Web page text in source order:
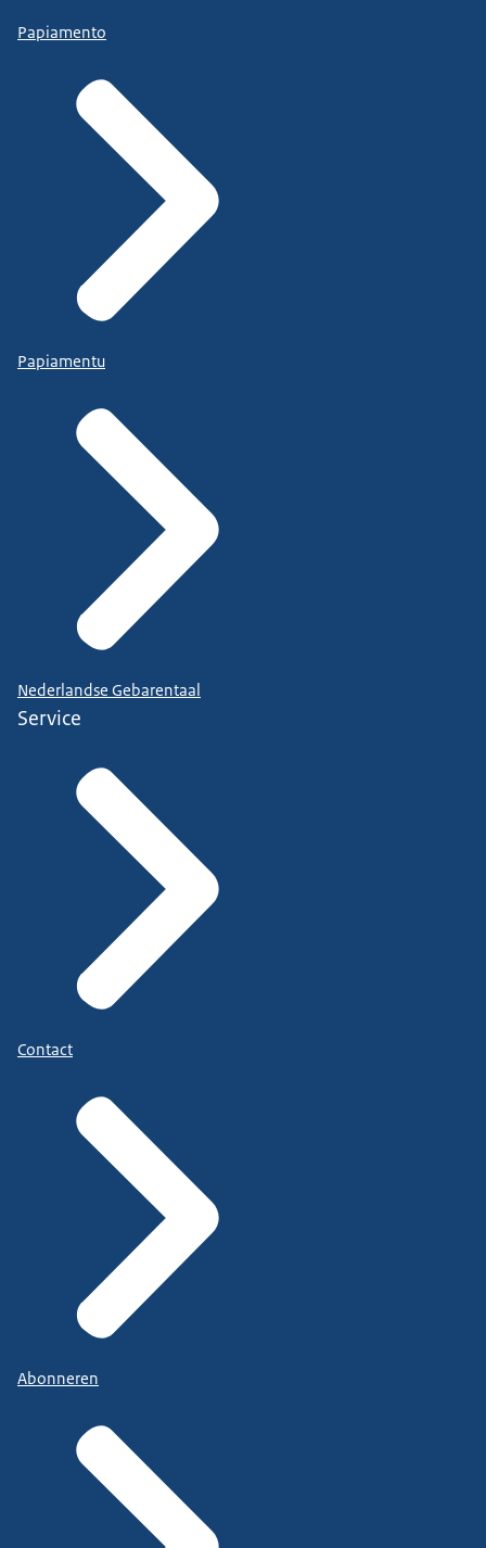
Papiamento
Papiamentu
Nederlandse Gebarentaal
Service
Contact
Abonneren